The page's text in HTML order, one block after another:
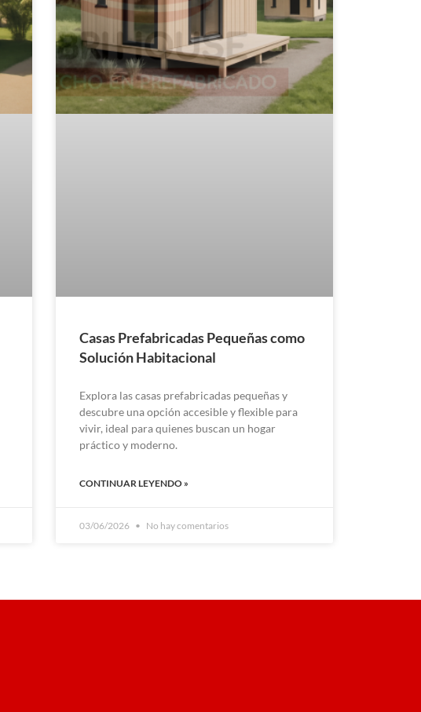
Casas Prefabricadas Pequeñas como
Solución Habitacional
Explora las casas prefabricadas pequeñas y
descubre una opción accesible y flexible para
vivir, ideal para quienes buscan un hogar
práctico y moderno.
CONTINUAR LEYENDO »
03/06/2026 No hay comentarios